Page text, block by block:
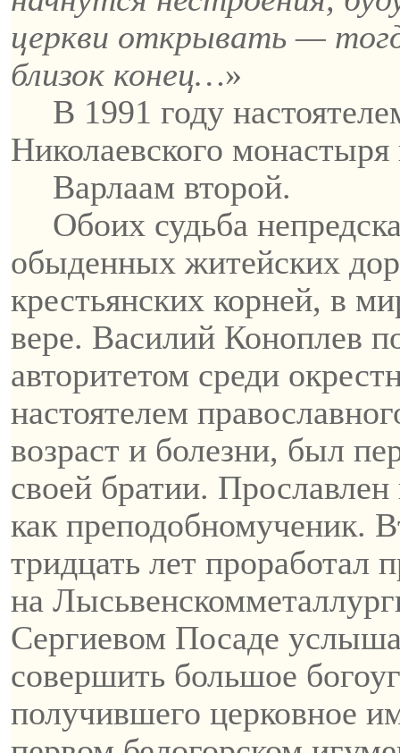
церкви открывать —
близок конец…»
В 1991 году
Николаевского монастыря
Варлаам второй.
Обоих судьба
обыденных житейских
крестьянских корней, в
вере. Василий Коноплев
авторитетом среди
настоятелем
возраст и болезни, был
своей братии. Прославлен
как преподобномученик.
тридцать лет проработал
на Лысьвенском
Сергиевом Посаде
совершить большое
получившего церковное